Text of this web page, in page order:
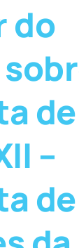
do
–